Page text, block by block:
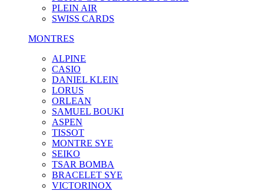
PLEIN AIR
SWISS CARDS
MONTRES
ALPINE
CASIO
DANIEL KLEIN
LORUS
ORLEAN
SAMUEL BOUKI
ASPEN
TISSOT
MONTRE SYE
SEIKO
TSAR BOMBA
BRACELET SYE
VICTORINOX